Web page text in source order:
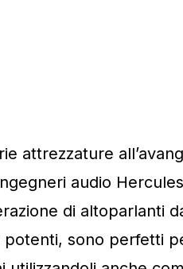
attrezzature
audio
di altoparlanti
potenti, sono perfetti